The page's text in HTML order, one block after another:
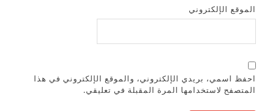
الموقع الإلكتروني
احفظ اسمي، بريدي الإلكتروني، والموقع الإلكتروني في هذا
المتصفح لاستخدامها المرة المقبلة في تعليقي.